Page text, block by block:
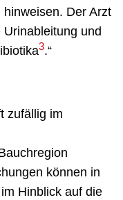
hinweisen. Der Arzt
und
3.“
zufällig im
können in
Hinblick auf die